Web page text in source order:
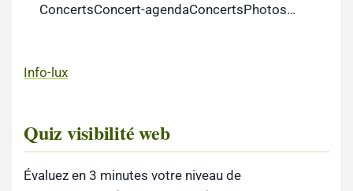
ConcertsConcert-agendaConcertsPhotos…
Info-lux
Quiz visibilité web
Évaluez en 3 minutes votre niveau de